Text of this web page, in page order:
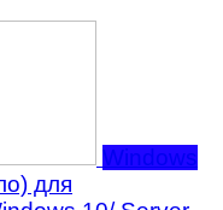
Windows
для